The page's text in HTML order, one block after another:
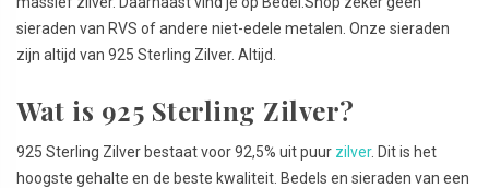
sieraden van RVS of andere niet-edele metalen. Onze sieraden
zijn altijd van 925 Sterling Zilver. Altijd.
Wat is 925 Sterling Zilver?
925 Sterling Zilver bestaat voor 92,5% uit puur zilver. Dit is het
hoogste gehalte en de beste kwaliteit. Bedels en sieraden van een